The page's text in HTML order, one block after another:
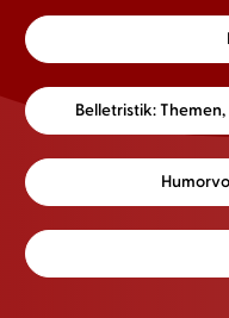
Belletristik: